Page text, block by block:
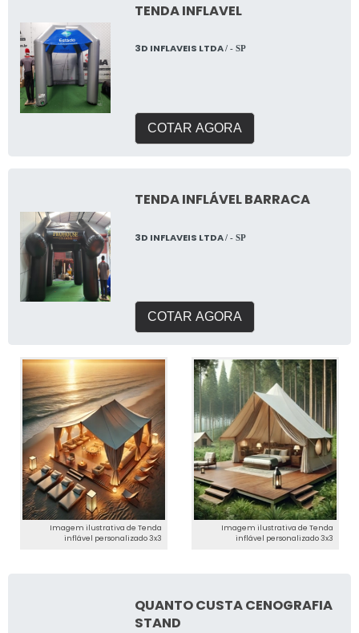
TENDA INFLAVEL
3D INFLAVEIS LTDA/ - SP
COTAR AGORA
TENDA INFLÁVEL BARRACA
3D INFLAVEIS LTDA/ - SP
COTAR AGORA
Imagem ilustrativa de Tenda
inflável personalizado 3x3
Imagem ilustrativa de Tenda
inflável personalizado 3x3
QUANTO CUSTA CENOGRAFIA
STAND